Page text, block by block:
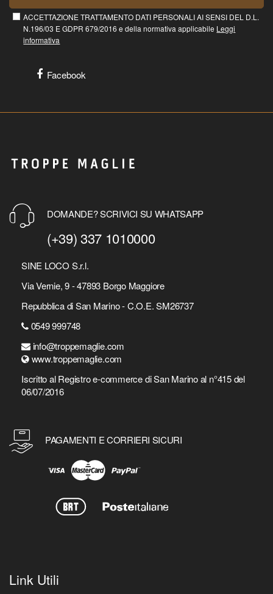
ACCETTAZIONE TRATTAMENTO DATI PERSONALI AI SENSI DEL D.L.
N.196/03 E GDPR 679/2016 e della normativa applicabile Leggi
informativa
Facebook
DOMANDE? SCRIVICI SU WHATSAPP
(+39) 337 1010000
SINE LOCO S.r.l.
Via Vernie, 9 - 47893 Borgo Maggiore
Repubblica di San Marino - C.O.E. SM26737
0549 999748
info@troppemaglie.com
www.troppemaglie.com
Iscritto al Registro e-commerce di San Marino al n°415 del
06/07/2016
PAGAMENTI E CORRIERI SICURI
Link Utili